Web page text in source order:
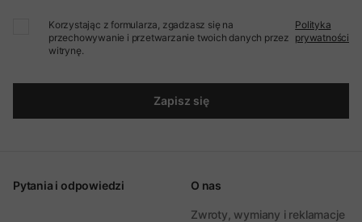
Korzystając z formularza, zgadzasz się na
przechowywanie i przetwarzanie twoich danych przez
witrynę.
Polityka
prywatności
Zapisz się
Pytania i odpowiedzi O nas
Zwroty, wymiany i reklamacje